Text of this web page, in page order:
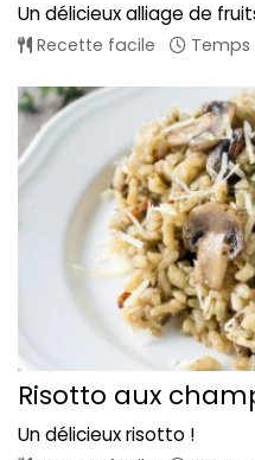
Un délicieux alliage de
Recette facile
Risotto aux
Un délicieux risotto !